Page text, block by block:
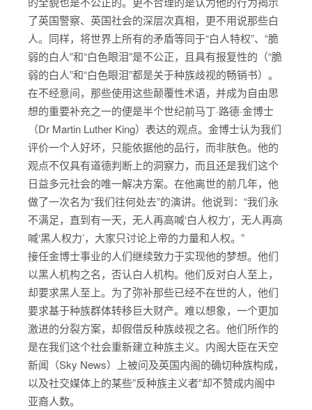
了英国警察、英国社会的深层次真相，更不用说那些白
人。同样，将世界上所有的矛盾等同于“白人特权”、“脆
弱的白人”和“白色眼泪”是不公正，且具有报复性的（“脆
弱的白人”和“白色眼泪”都是关于种族歧视的畅销书）。
在不经意间，那些使用这些颠覆性术语，并成为自由思
想的重要补充之一的便是半个世纪前马丁·路德·金博士
（Dr Martin Luther King）表达的观点。金博士认为我们
评价一个人好坏，只能依据他的品行，而非肤色。他的
观点不仅具有道德判断上的洞察力，而且还是我们这个
日益多元社会的唯一解决方案。在他离世的前几年，他
做了一次名为“我们往何处去”的演讲。他说到：“我们永
不满足，直到有一天，无人再高喊‘白人权力’，无人再高
喊‘黑人权力’，大家只讨论上帝的力量和人权。”
接任金博士事业的人们继续致力于实现他的梦想。他们
以黑人机构之名，否认白人机构。他们反对白人至上，
却要求黑人至上。为了弥补那些已经不在世的人，他们
要求基于种族群体转移巨大财产。难以想象，一个更加
激进的分裂方案，却假借反种族歧视之名。他们所作的
是在我们这个社会重新建立种族主义。内阁大臣在天空
新闻（Sky News）上被问及英国内阁的确切种族构成，
以及社交媒体上的某些”反种族主义者”却不赞成内阁中
亚裔人数。